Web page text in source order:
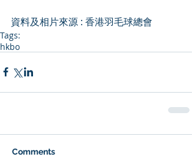
資料及相片來源 : 香港羽毛球總會
Tags:
hkbo
Comments